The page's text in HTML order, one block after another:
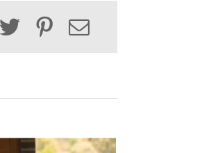
TwitterPinterest
Email